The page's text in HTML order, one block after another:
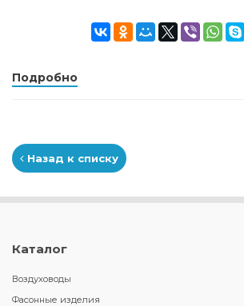
Подробно
Назад к списку
Каталог
Воздуховоды
Фасонные изделия